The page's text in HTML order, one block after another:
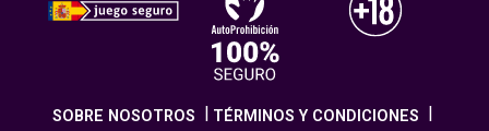
SOBRE NOSOTROS
TÉRMINOS Y CONDICIONES